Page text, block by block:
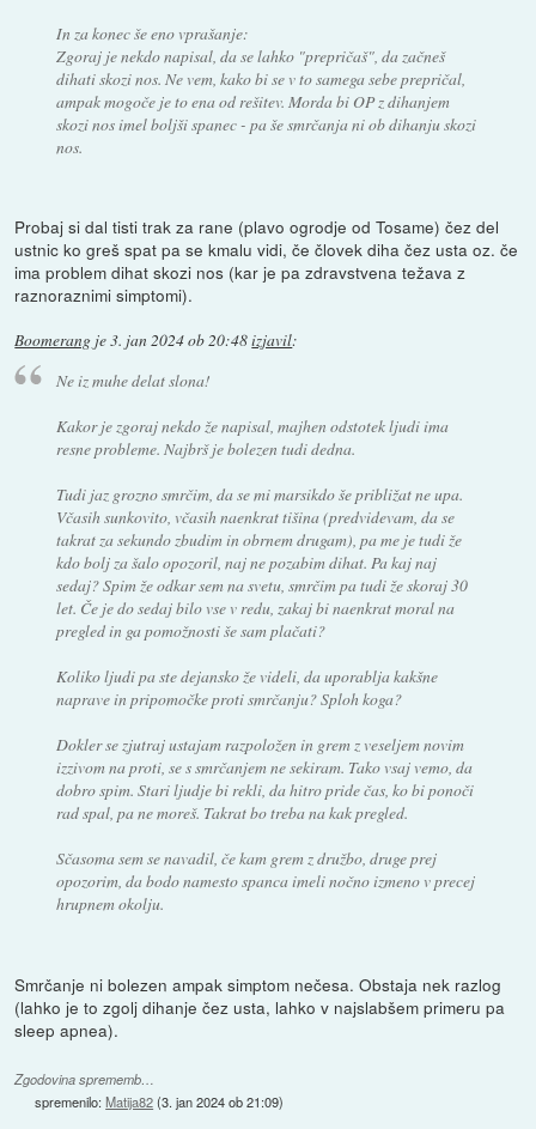
In za konec še eno vprašanje:
Zgoraj je nekdo napisal, da se lahko "prepričaš", da začneš
dihati skozi nos. Ne vem, kako bi se v to samega sebe prepričal,
ampak mogoče je to ena od rešitev. Morda bi OP z dihanjem
skozi nos imel boljši spanec - pa še smrčanja ni ob dihanju skozi
nos.
Probaj si dal tisti trak za rane (plavo ogrodje od Tosame) čez del
ustnic ko greš spat pa se kmalu vidi, če človek diha čez usta oz. če
ima problem dihat skozi nos (kar je pa zdravstvena težava z
raznoraznimi simptomi).
Boomerang je3. jan 2024 ob 20:48izjavil:
Ne iz muhe delat slona!
Kakor je zgoraj nekdo že napisal, majhen odstotek ljudi ima
resne probleme. Najbrš je bolezen tudi dedna.
Tudi jaz grozno smrčim, da se mi marsikdo še približat ne upa.
Včasih sunkovito, včasih naenkrat tišina (predvidevam, da se
takrat za sekundo zbudim in obrnem drugam), pa me je tudi že
kdo bolj za šalo opozoril, naj ne pozabim dihat. Pa kaj naj
sedaj? Spim že odkar sem na svetu, smrčim pa tudi že skoraj 30
let. Če je do sedaj bilo vse v redu, zakaj bi naenkrat moral na
pregled in ga pomožnosti še sam plačati?
Koliko ljudi pa ste dejansko že videli, da uporablja kakšne
naprave in pripomočke proti smrčanju? Sploh koga?
Dokler se zjutraj ustajam razpoložen in grem z veseljem novim
izzivom na proti, se s smrčanjem ne sekiram. Tako vsaj vemo, da
dobro spim. Stari ljudje bi rekli, da hitro pride čas, ko bi ponoči
rad spal, pa ne moreš. Takrat bo treba na kak pregled.
Sčasoma sem se navadil, če kam grem z družbo, druge prej
opozorim, da bodo namesto spanca imeli nočno izmeno v precej
hrupnem okolju.
Smrčanje ni bolezen ampak simptom nečesa. Obstaja nek razlog
(lahko je to zgolj dihanje čez usta, lahko v najslabšem primeru pa
sleep apnea).
Zgodovina sprememb…
spremenilo:Matija82(3. jan 2024 ob 21:09)